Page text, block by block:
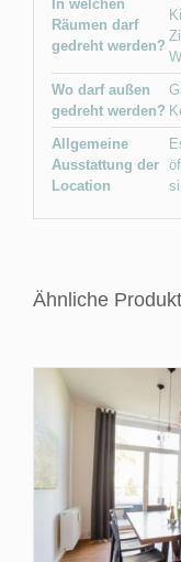
In welchen
Räumen darf
gedreht werden?
Wo darf außen
gedreht werden?
Allgemeine
Ausstattung der
Location
Ähnliche